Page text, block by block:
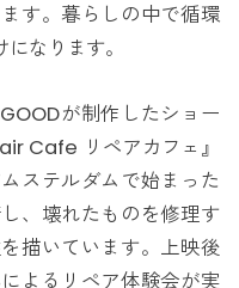
す。暮らしの中で循環
なります。
が制作したショー
Cafe リペアカフェ』
ステルダムで始まった
、壊れたものを修理す
描いています。上映後
よるリペア体験会が実